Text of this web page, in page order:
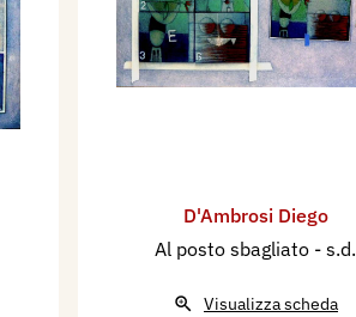
D'Ambrosi Diego
Al posto sbagliato - s.d.
Visualizza scheda